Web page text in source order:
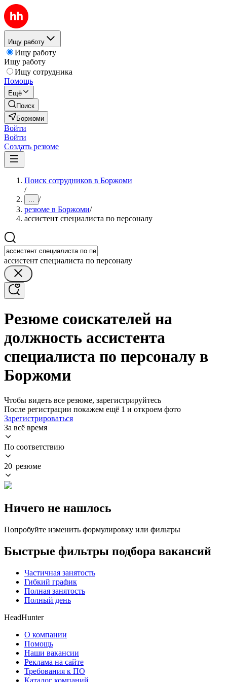
Ищу работу
Ищу работу
Ищу работу
Ищу сотрудника
Помощь
Ещё
Поиск
Боржоми
Войти
Войти
Создать резюме
Поиск сотрудников в Боржоми
/
... /
резюме в Боржоми/
ассистент специалиста по персоналу
ассистент специалиста по персоналу
Резюме соискателей на
должность ассистента
специалиста по персоналу в
Боржоми
Чтобы видеть все резюме, зарегистрируйтесь
После регистрации покажем ещё 1 и откроем фото
Зарегистрироваться
За всё время
По соответствию
20 резюме
Ничего не нашлось
Попробуйте изменить формулировку или фильтры
Быстрые фильтры подбора вакансий
Частичная занятость
Гибкий график
Полная занятость
Полный день
HeadHunter
О компании
Помощь
Наши вакансии
Реклама на сайте
Требования к ПО
Каталог компаний